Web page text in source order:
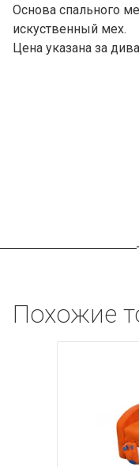
Основа спального
искуственный мех.
Цена указана за
Похожие